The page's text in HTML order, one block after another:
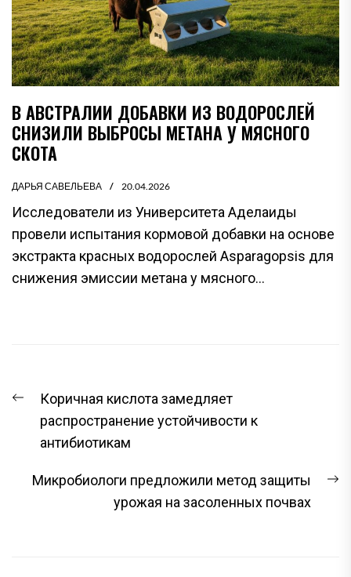
В АВСТРАЛИИ ДОБАВКИ ИЗ ВОДОРОСЛЕЙ
СНИЗИЛИ ВЫБРОСЫ МЕТАНА У МЯСНОГО
СКОТА
ДАРЬЯ САВЕЛЬЕВА 20.04.2026
Исследователи из Университета Аделаиды
провели испытания кормовой добавки на основе
экстракта красных водорослей Asparagopsis для
снижения эмиссии метана у мясного...
ПО
ЗАПИСЯМ
Предыдущая
запись:
Коричная кислота замедляет
распространение устойчивости к
антибиотикам
Микробиологи предложили метод защиты
урожая на засоленных почвах